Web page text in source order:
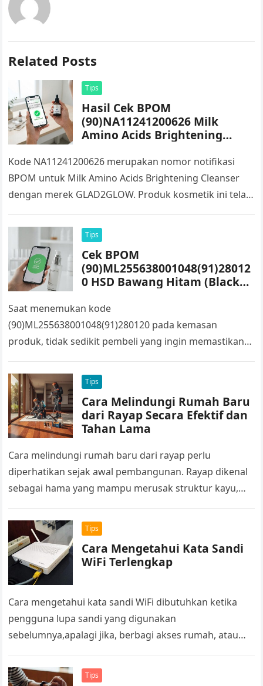
Related Posts
Tips
Hasil Cek BPOM
(90)NA11241200626 Milk
Amino Acids Brightening
Kode NA11241200626 merupakan nomor notifikasi
BPOM untuk Milk Amino Acids Brightening Cleanser
dengan merek GLAD2GLOW. Produk kosmetik ini telah
sehingga…
Tips
Cek BPOM
(90)ML255638001048(91)28012
0 HSD Bawang Hitam (Black
Saat menemukan kode
(90)ML255638001048(91)280120 pada kemasan
produk, tidak sedikit pembeli yang ingin memastikan
dari BPOM. Kode seperti itu biasanya terhubung…
Tips
Cara Melindungi Rumah Baru
dari Rayap Secara Efektif dan
Tahan Lama
Cara melindungi rumah baru dari rayap perlu
diperhatikan sejak awal pembangunan. Rayap dikenal
sebagai hama yang mampu merusak struktur kayu,
Tips
Cara Mengetahui Kata Sandi
WiFi Terlengkap
Cara mengetahui kata sandi WiFi dibutuhkan ketika
pengguna lupa sandi yang digunakan
sebelumnya,apalagi jika, berbagi akses rumah, atau
seperti itu biasanya…
Tips